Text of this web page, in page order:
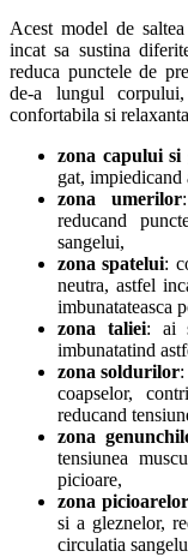
Acest model de
incat sa sustina
reduca punctele de
de-a lungul
confortabila si
zona capului si
gat, impiedicand
zona umerilor
reducand
sangelui,
zona spatelui:
neutra, astfel
imbunatateasca
zona taliei: ai
imbunatatind
zona soldurilor
coapselor,
reducand
zona
tensiunea
picioare,
zona picioarelor
si a gleznelor,
circulatia